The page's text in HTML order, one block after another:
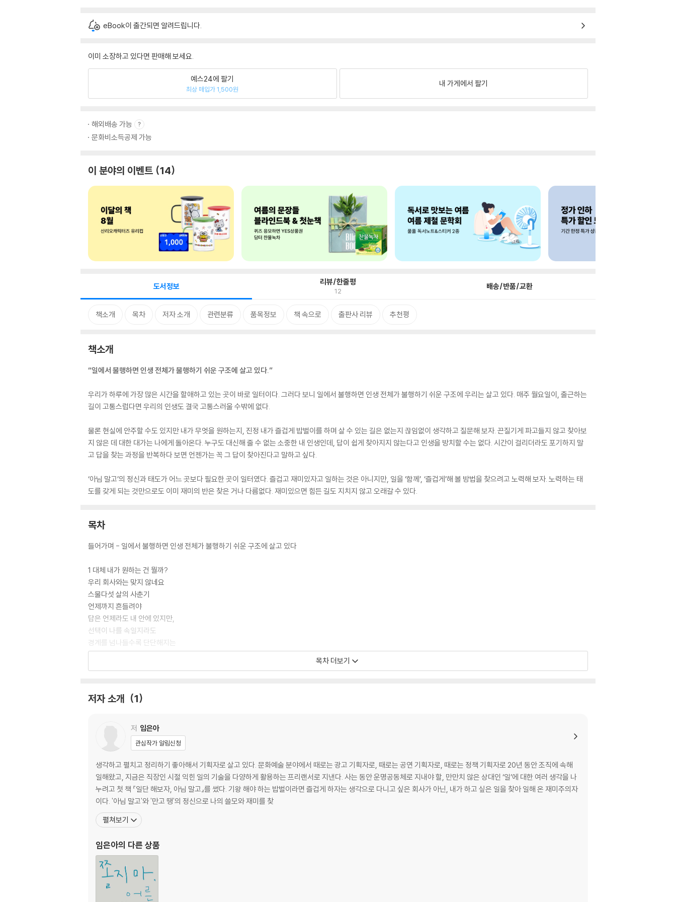
eBook이 출간되면 알려드립니다.
이미 소장하고 있다면 판매해 보세요.
예스24에 팔기
최상 매입가 1,500원
내 가게에서 팔기
해외배송 가능
문화비소득공제 가능
이 분야의 이벤트 14
도서정보 리뷰/한줄평
12 배송/반품/교환
책소개 목차 저자 소개 관련분류 품목정보 책 속으로 출판사 리뷰 추천평
책소개
“일에서 불행하면 인생 전체가 불행하기 쉬운 구조에 살고 있다.”
우리가 하루에 가장 많은 시간을 할애하고 있는 곳이 바로 일터이다. 그러다 보니 일에서 불행하면 인생 전체가 불행하기 쉬운 구조에 우리는 살고 있다. 매주 월요일이, 출근하는
길이 고통스럽다면 우리의 인생도 결국 고통스러울 수밖에 없다.
물론 현실에 안주할 수도 있지만 내가 무엇을 원하는지, 진정 내가 즐겁게 밥벌이를 하며 살 수 있는 길은 없는지 끊임없이 생각하고 질문해 보자. 끈질기게 파고들지 않고 찾아보
지 않은 데 대한 대가는 나에게 돌아온다. 누구도 대신해 줄 수 없는 소중한 내 인생인데, 답이 쉽게 찾아지지 않는다고 인생을 방치할 수는 없다. 시간이 걸리더라도 포기하지 말
고 답을 찾는 과정을 반복하다 보면 언젠가는 꼭 그 답이 찾아진다고 말하고 싶다.
‘아님 말고’의 정신과 태도가 어느 곳보다 필요한 곳이 일터였다. 즐겁고 재미있자고 일하는 것은 아니지만, 일을 ‘함께’, ‘즐겁게’해 볼 방법을 찾으려고 노력해 보자. 노력하는 태
도를 갖게 되는 것만으로도 이미 재미의 반은 찾은 거나 다름없다. 재미있으면 힘든 길도 지치지 않고 오래갈 수 있다.
목차
들어가며 - 일에서 불행하면 인생 전체가 불행하기 쉬운 구조에 살고 있다
1 대체 내가 원하는 건 뭘까?
우리 회사와는 맞지 않네요
스물다섯 살의 사춘기
언제까지 흔들려야
답은 언제라도 내 안에 있지만,
선택이 나를 속일지라도
경계를 넘나들수록 단단해지는
뉴욕을 사랑하는 이유
지금 내 위치가 어디인지만 알아도
보이는 게 다가 아닙니다
명분과 실리, 그 사이 어디엔가
궁하면 통한다
배워서 남 주기
동상이몽, 아니 팀장이몽?
돌이냐 꽃이냐
3. 기왕 하는 밥벌이라면
재미없는 일도 재미있게
실수는 나의 힘
결국은 밸런스
좋은 생각 습관
변신은 선택이 아닌 필수
사람은 나를 믿는 만큼 자란다
목차 더보기
저자 소개 1
저 임은아
관심작가 알림신청
생각하고 펼치고 정리하기 좋아해서 기획자로 살고 있다. 문화예술 분야에서 때로는 광고 기획자로, 때로는 공연 기획자로, 때로는 정책 기획자로 20년 동안 조직에 속해
일해왔고, 지금은 직장인 시절 익힌 일의 기술을 다양하게 활용하는 프리랜서로 지낸다. 사는 동안 운명공동체로 지내야 할, 만만치 않은 상대인 ‘일’에 대한 여러 생각을 나
누려고 첫 책 『일단 해보자, 아님 말고』를 썼다. 기왕 해야 하는 밥벌이라면 즐겁게 하자는 생각으로 다니고 싶은 회사가 아닌, 내가 하고 싶은 일을 찾아 일해 온 재미주의자
이다. '아님 말고'와 '만고 땡'의 정신으로 나의 쓸모와 재미를 찾
펼쳐보기
임은아의 다른 상품